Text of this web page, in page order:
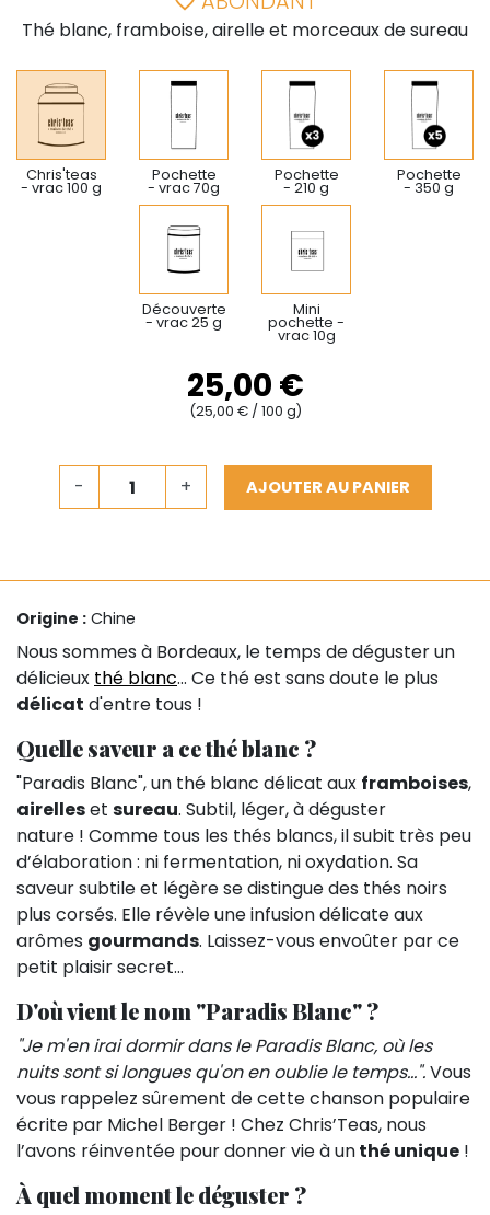
Thé blanc, framboise, airelle et morceaux de sureau
Chris'teas
- vrac 100 g
Pochette
- vrac 70g
Pochette
- 210 g
Pochette
- 350 g
Découverte
- vrac 25 g
Mini
pochette -
vrac 10g
25,00 €
(25,00 € / 100 g)
- + AJOUTER AU PANIER
Origine : Chine
Nous sommes à Bordeaux, le temps de déguster un
délicieux thé blanc... Ce thé est sans doute le plus
délicat d'entre tous !
Quelle saveur a ce thé blanc ?
"Paradis Blanc", un thé blanc délicat aux framboises,
airelleset sureau. Subtil, léger, à déguster
nature ! Comme tous les thés blancs, il subit très peu
d’élaboration : ni fermentation, ni oxydation. Sa
saveur subtile et légère se distingue des thés noirs
plus corsés. Elle révèle une infusion délicate aux
arômes gourmands. Laissez-vous envoûter par ce
petit plaisir secret…
D'où vient le nom "Paradis Blanc" ?
"Je m'en irai dormir dans le Paradis Blanc, où les
nuits sont si longues qu'on en oublie le temps…".Vous
vous rappelez sûrement de cette chanson populaire
écrite par Michel Berger ! Chez Chris’Teas, nous
l’avons réinventée pour donner vie à unthé unique !
À quel moment le déguster ?